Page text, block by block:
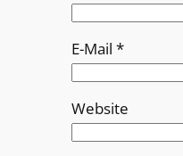
E-Mail *
Website